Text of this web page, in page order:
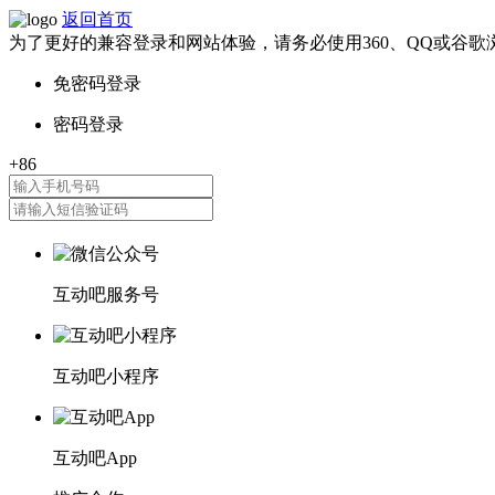
返回首页
为了更好的兼容登录和网站体验，请务必使用360、QQ或谷歌
互动吧服务号
互动吧小程序
互动吧App